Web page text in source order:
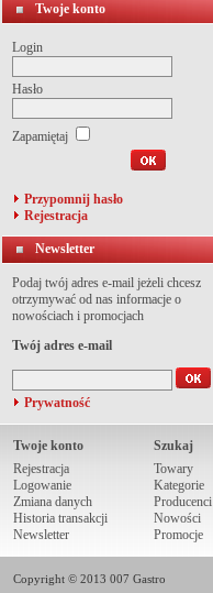
Twoje konto
Login
Hasło
Zapamiętaj
Przypomnij hasło
Rejestracja
Newsletter
Podaj twój adres e-mail jeżeli chcesz
otrzymywać od nas informacje o
nowościach i promocjach
Twój adres e-mail
Prywatność
Twoje konto
Rejestracja
Logowanie
Zmiana danych
Historia transakcji
Newsletter
Szukaj
Towary
Kategorie
Producenci
Nowości
Promocje
Copyright © 2013 007 Gastro